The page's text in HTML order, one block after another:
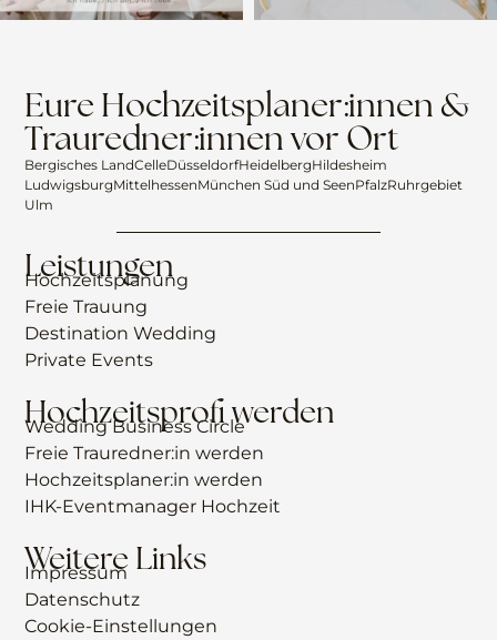
Eure Hochzeitsplaner:innen &
Trauredner:innen vor Ort
Bergisches LandCelleDüsseldorfHeidelbergHildesheim
LudwigsburgMittelhessenMünchen Süd und SeenPfalzRuhrgebiet
Ulm
Leistungen
Hochzeitsplanung
Freie Trauung
Destination Wedding
Private Events
Hochzeitsprofi werden
Wedding Business Circle
Freie Trauredner:in werden
Hochzeitsplaner:in werden
IHK-Eventmanager Hochzeit
Weitere Links
Impressum
Datenschutz
Cookie-Einstellungen